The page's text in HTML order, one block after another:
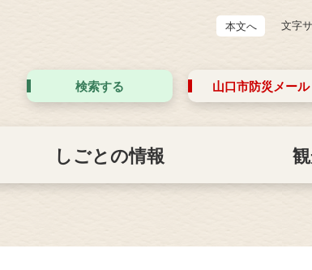
本文へ 文字
検索する 山口市防災 メール
しごとの情報